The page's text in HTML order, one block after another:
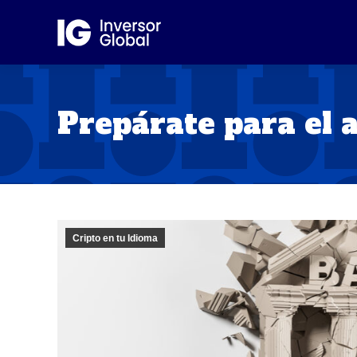
Prepárate para el
Cripto en tu Idioma